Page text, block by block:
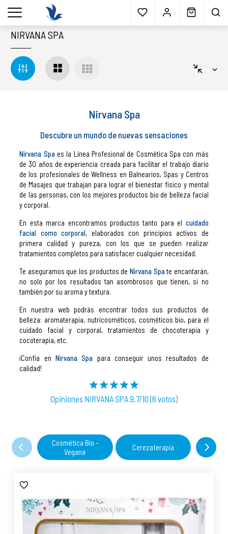
Envío gratisa partir 40€* Muestras gratis Blog
menu
NIRVANA SPA
Nirvana Spa
Descubre un mundo de nuevas sensaciones
Nirvana Spaes la Línea Profesional de Cosmética Spa con más
de 30 años de experiencia creada para facilitar el trabajo diario
de los profesionales de Wellness en Balnearios, Spas y Centros
de Masajes que trabajan para lograr el bienestar físico y mental
de las personas, con los mejores productos bio de belleza facial
y corporal.
En esta marca encontramos productos tanto para el cuidado
facial como corporal, elaborados con principios activos de
primera calidad y pureza, con los que se pueden realizar
tratamientos completos para satisfacer cualquier necesidad.
Te aseguramos que los productos de Nirvana Spate encantarán,
no solo por los resultados tan asombrosos que tienen, si no
también por su aroma y textura.
En nuestra web podrás encontrar todos sus productos de
belleza: aromaterapia, nutricosméticos, cosméticos bio, para el
cuidado facial y corporal, tratamientos de chocoterapia y
cocoterapia, etc.
¡Confía en Nirvana Spa para conseguir unos resultados de
calidad!
Opiniones NIRVANA SPA 9.7/10 (6 votos)
Cosmética Bio -
Vegana
Cerezaterapia